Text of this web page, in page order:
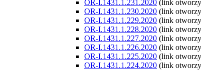
OR-I.1431.1.231.2020 (link
OR-I.1431.1.230.2020 (link
OR-I.1431.1.229.2020 (link
OR-I.1431.1.228.2020 (link
OR-I.1431.1.227.2020 (link
OR-I.1431.1.226.2020 (link
OR-I.1431.1.225.2020 (link
OR-I.1431.1.224.2020 (link